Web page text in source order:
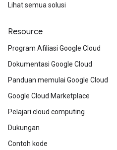
Lihat semua solusi
Resource
Program Afiliasi Google Cloud
Dokumentasi Google Cloud
Panduan memulai Google Cloud
Google Cloud Marketplace
Pelajari cloud computing
Dukungan
Contoh kode